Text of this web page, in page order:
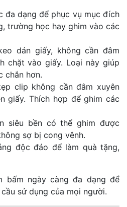
đa dạng để phục vụ mục đích
trường học hay ghim vào các
dán giấy, không cần đâm
chặt vào giấy. Loại này giúp
chắn hơn.
clip không cần đâm xuyên
giấy. Thích hợp để ghim các
siêu bền có thể ghim được
sợ bị cong vênh.
độc đáo để làm quà tặng,
bấm ngày càng đa dạng để
sử dụng của mọi người.